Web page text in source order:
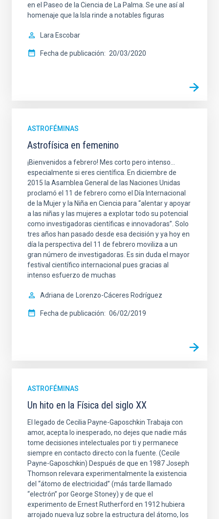
en el Paseo de la Ciencia de La Palma. Se une así al
homenaje que la Isla rinde a notables figuras
Lara Escobar
Fecha de publicación 20/03/2020
ASTROFÉMINAS
Astrofísica en femenino
¡Bienvenidos a febrero! Mes corto pero intenso…
especialmente si eres científica. En diciembre de
2015 la Asamblea General de las Naciones Unidas
proclamó el 11 de febrero como el Día Internacional
de la Mujer y la Niña en Ciencia para “alentar y apoyar
a las niñas y las mujeres a explotar todo su potencial
como investigadoras científicas e innovadoras”. Solo
tres años han pasado desde esa decisión y ya hoy en
día la perspectiva del 11 de febrero moviliza a un
gran número de investigadoras. Es sin duda el mayor
festival científico internacional pues gracias al
intenso esfuerzo de muchas
Adriana de Lorenzo-Cáceres Rodríguez
Fecha de publicación 06/02/2019
ASTROFÉMINAS
Un hito en la Física del siglo XX
El legado de Cecilia Payne-Gaposchkin Trabaja con
amor, acepta lo inesperado, no dejes que nadie más
tome decisiones intelectuales por ti y permanece
siempre en contacto directo con la fuente. (Cecile
Payne-Gaposchkin) Después de que en 1987 Joseph
Thomson relevara experimentalmente la existencia
del “átomo de electricidad” (más tarde llamado
“electrón” por George Stoney) y de que el
experimento de Ernest Rutherford en 1912 hubiera
arrojado nueva luz sobre la estructura del átomo, los